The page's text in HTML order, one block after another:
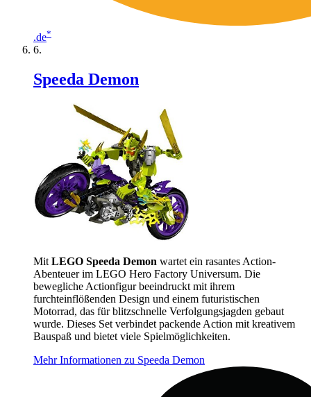
.de*
Speeda Demon
Mit LEGO Speeda Demon wartet ein rasantes Action-
Abenteuer im LEGO Hero Factory Universum. Die
bewegliche Actionfigur beeindruckt mit ihrem
furchteinflößenden Design und einem futuristischen
Motorrad, das für blitzschnelle Verfolgungsjagden gebaut
wurde. Dieses Set verbindet packende Action mit kreativem
Bauspaß und bietet viele Spielmöglichkeiten.
Mehr Informationen zu Speeda Demon